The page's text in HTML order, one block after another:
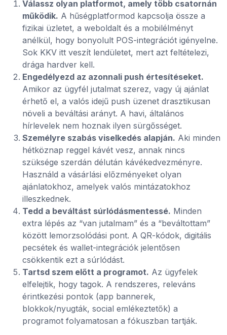
Válassz olyan platformot, amely több csatornán
működik. A hűségplatformod kapcsolja össze a
fizikai üzletet, a weboldalt és a mobilélményt
anélkül, hogy bonyolult POS-integrációt igényelne.
Sok KKV itt veszít lendületet, mert azt feltételezi,
drága hardver kell.
Engedélyezd az azonnali push értesítéseket.
Amikor az ügyfél jutalmat szerez, vagy új ajánlat
érhető el, a valós idejű push üzenet drasztikusan
növeli a beváltási arányt. A havi, általános
hírlevelek nem hoznak ilyen sürgősséget.
Személyre szabás viselkedés alapján. Aki minden
hétköznap reggel kávét vesz, annak nincs
szüksége szerdán délután kávékedvezményre.
Használd a vásárlási előzményeket olyan
ajánlatokhoz, amelyek valós mintázatokhoz
illeszkednek.
Tedd a beváltást súrlódásmentessé. Minden
extra lépés az “van jutalmam” és a “beváltottam”
között lemorzsolódási pont. A QR-kódok, digitális
pecsétek és wallet-integrációk jelentősen
csökkentik ezt a súrlódást.
Tartsd szem előtt a programot. Az ügyfelek
elfelejtik, hogy tagok. A rendszeres, releváns
érintkezési pontok (app bannerek,
blokkok/nyugták, social emlékeztetők) a
programot folyamatosan a fókuszban tartják.